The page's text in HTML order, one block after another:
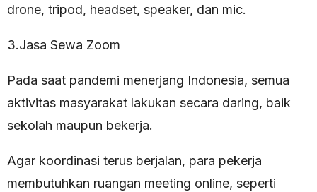
drone, tripod, headset, speaker, dan mic.
3.Jasa Sewa Zoom
Pada saat pandemi menerjang Indonesia, semua
aktivitas masyarakat lakukan secara daring, baik
sekolah maupun bekerja.
Agar koordinasi terus berjalan, para pekerja
membutuhkan ruangan meeting online, seperti